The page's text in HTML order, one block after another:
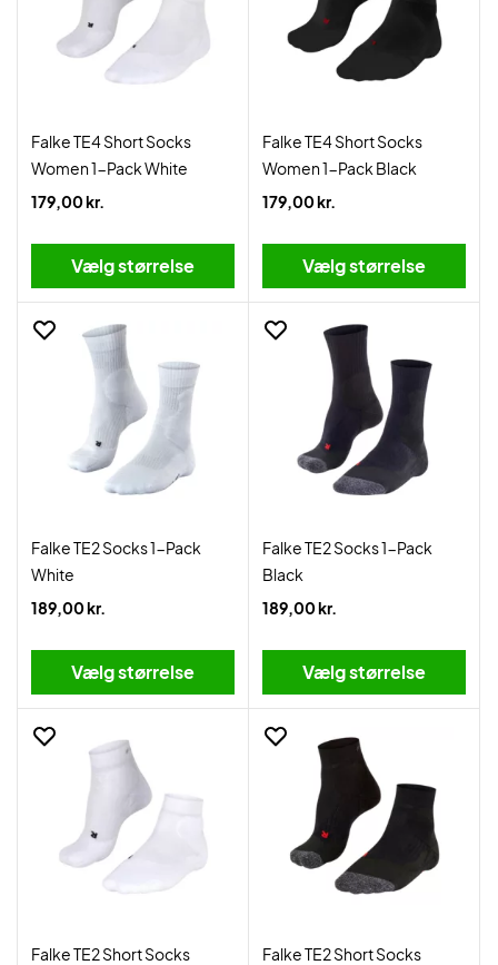
Falke TE4 Short Socks
Women 1-Pack White
179,00 kr.
Vælg størrelse
Falke TE4 Short Socks
Women 1-Pack Black
179,00 kr.
Vælg størrelse
Falke TE2 Socks 1-Pack
White
189,00 kr.
Vælg størrelse
Falke TE2 Socks 1-Pack
Black
189,00 kr.
Vælg størrelse
Falke TE2 Short Socks
Falke TE2 Short Socks